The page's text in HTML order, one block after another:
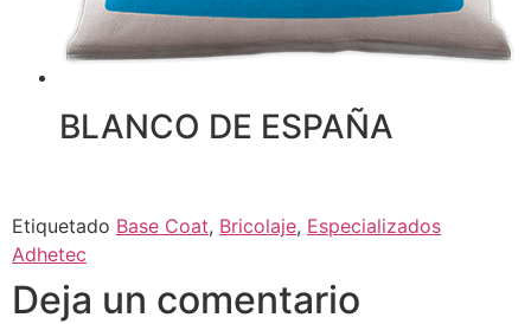
BLANCO DE ESPAÑA
Etiquetado Base Coat, Bricolaje, Especializados
Adhetec
Deja un comentario